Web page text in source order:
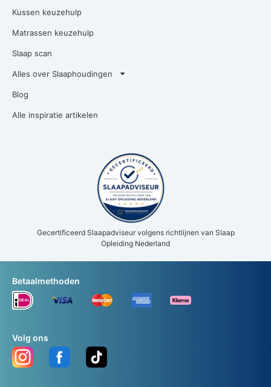
Kussen keuzehulp
Matrassen keuzehulp
Slaap scan
Alles over Slaaphoudingen
Blog
Alle inspiratie artikelen
Gecertificeerd Slaapadviseur volgens richtlijnen van Slaap
Opleiding Nederland
Volg ons
Betaalmethoden